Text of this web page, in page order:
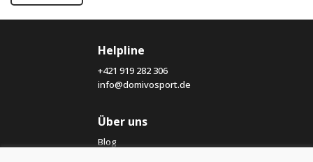
Helpline
+421 919 282 306
info@domivosport.de
Über uns
Blog